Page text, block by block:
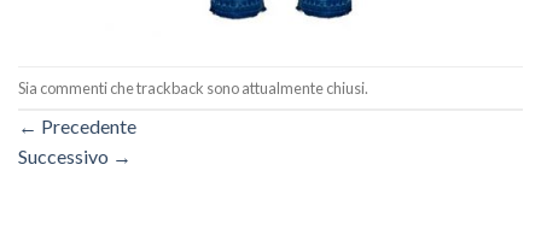
Sia commenti che trackback sono attualmente chiusi.
← Precedente
Successivo →